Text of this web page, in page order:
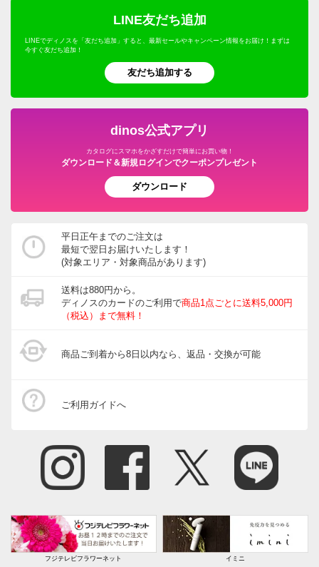
LINE友だち追加
LINEでディノスを「友だち追加」すると、最新セールやキャンペーン情報をお届け！まずは
今すぐ友だち追加！
友だち追加する
dinos公式アプリ
カタログにスマホをかざすだけで簡単にお買い物！
ダウンロード＆新規ログインでクーポンプレゼント
ダウンロード
平日正午までのご注文は
最短で翌日お届けいたします！
(対象エリア・対象商品があります)
送料は880円から。
ディノスのカードのご利用で商品1点ごとに送料5,000円
（税込）まで無料！
商品ご到着から8日以内なら、返品・交換が可能
ご利用ガイドへ
フジテレビフラワーネット イミニ